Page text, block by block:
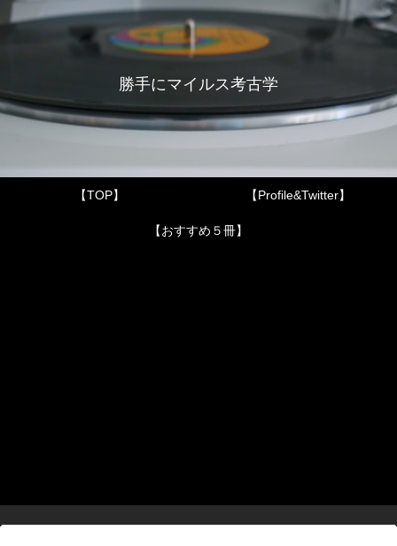
勝手にマイルス考古学
【TOP】 【Profile&Twitter】
【おすすめ５冊】